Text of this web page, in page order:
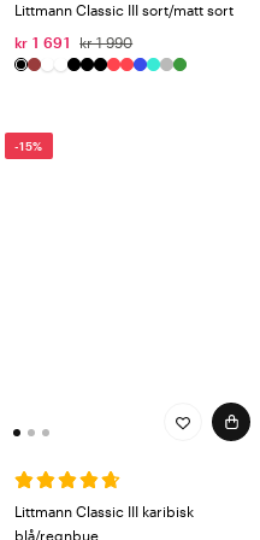
Littmann Classic III sort/matt sort
kr 1 691
kr 1 990
-15%
Littmann Classic III karibisk
blå/regnbue